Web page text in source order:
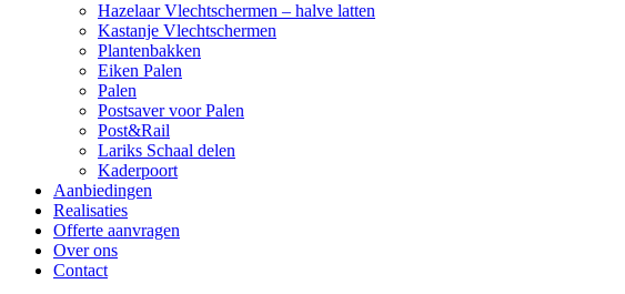
Hazelaar Vlechtschermen – halve latten
Kastanje Vlechtschermen
Plantenbakken
Eiken Palen
Palen
Postsaver voor Palen
Post&Rail
Lariks Schaal delen
Kaderpoort
Aanbiedingen
Realisaties
Offerte aanvragen
Over ons
Contact